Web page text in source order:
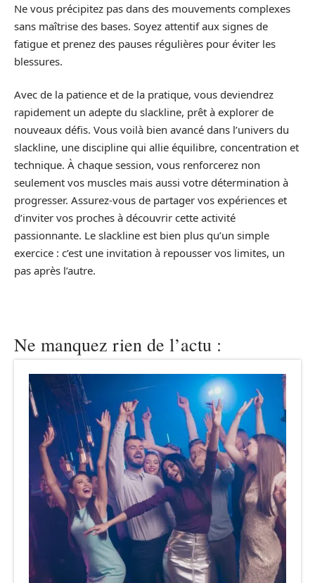
Ne vous précipitez pas dans des mouvements complexes
sans maîtrise des bases. Soyez attentif aux signes de
fatigue et prenez des pauses régulières pour éviter les
blessures.
Avec de la patience et de la pratique, vous deviendrez
rapidement un adepte du slackline, prêt à explorer de
nouveaux défis. Vous voilà bien avancé dans l’univers du
slackline, une discipline qui allie équilibre, concentration et
technique. À chaque session, vous renforcerez non
seulement vos muscles mais aussi votre détermination à
progresser. Assurez-vous de partager vos expériences et
d’inviter vos proches à découvrir cette activité
passionnante. Le slackline est bien plus qu’un simple
exercice : c’est une invitation à repousser vos limites, un
pas après l’autre.
Ne manquez rien de l’actu :